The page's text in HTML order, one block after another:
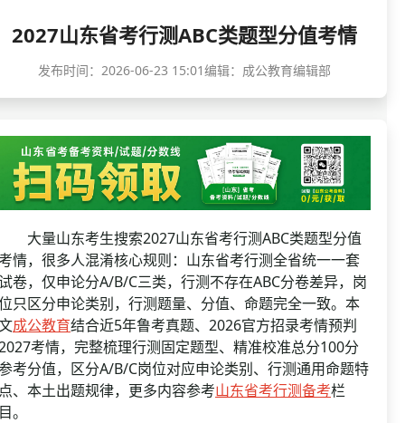
准考证打印
考试政策
成绩查询
分数线
资格复审
面试补录
公务员课程
警察/辅警考试
教师资格/教师编制
国企/银行考试
2027山东省考行测ABC类题型分值考情
发布时间： 2026-06-23 15:01编辑：成公教育编辑部
量山东考生搜索2027山东省考行测ABC类题型分值
情，很多人混淆核心规则：山东省考行测全省统一一套
卷，仅申论分A/B/C三类，行测不存在ABC分卷差异，岗
只区分申论类别，行测题量、分值、命题完全一致。本
成公教育结合近5年鲁考真题、2026官方招录考情预判
考情，完整梳理行测固定题型、精准校准总分100分
考分值，区分A/B/C岗位对应申论类别、行测通用命题特
、本土出题规律，更多内容参考山东省考行测备考栏
。